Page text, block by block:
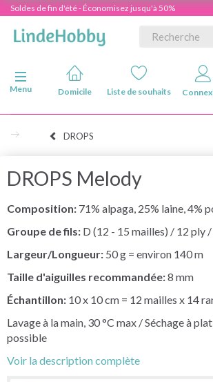
Soldes de fin d'été - Économisez jusqu'à 50%
Basculer la navigation
Menu
Domicile Liste de souhaits
DROPS
DROPS Melody
Composition: 71% alpaga, 25% laine, 4%
Groupe de fils: D (12 - 15 mailles) / 12 ply
Largeur/Longueur: 50 g = environ 140 m
Taille d'aiguilles recommandée:8 mm
Échantillon: 10 x 10 cm = 12 mailles x 14
Lavage à la main, 30 °C max / Séchage à
possible
Voir la description complète